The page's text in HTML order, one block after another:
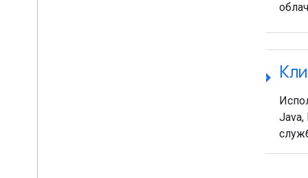
code
Java,